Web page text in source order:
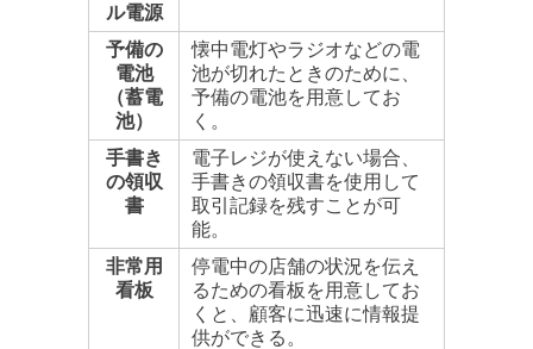
ル電源
予備の
電池
（蓄電
池）
懐中電灯やラジオなどの電
池が切れたときのために、
予備の電池を用意してお
く。
手書き
の領収
書
電子レジが使えない場合、
手書きの領収書を使用して
取引記録を残すことが可
能。
非常用
看板
停電中の店舗の状況を伝え
るための看板を用意してお
くと、顧客に迅速に情報提
供ができる。